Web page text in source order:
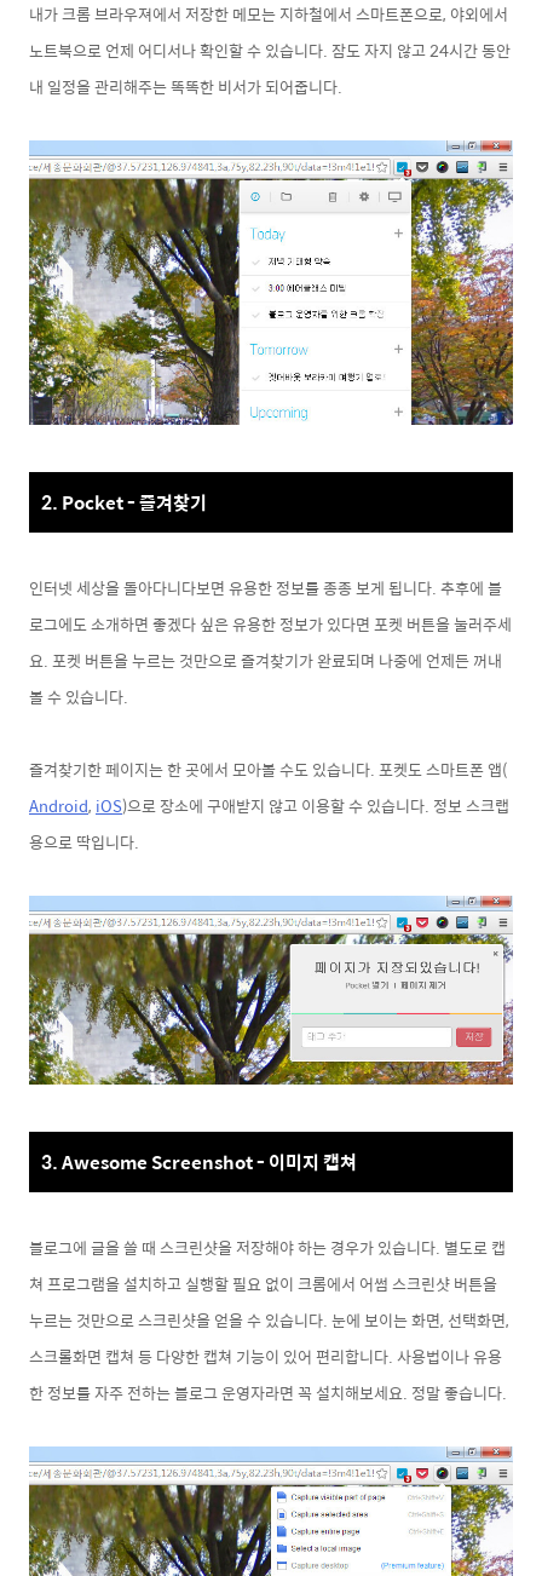
내가 크롬 브라우져에서 저장한 메모는 지하철에서 스마트폰으로, 야외에서
노트북으로 언제 어디서나 확인할 수 있습니다. 잠도 자지 않고 24시간 동안
내 일정을 관리해주는 똑똑한 비서가 되어줍니다.
2. Pocket - 즐겨찾기
인터넷 세상을 돌아다니다보면 유용한 정보를 종종 보게 됩니다. 추후에 블
로그에도 소개하면 좋겠다 싶은 유용한 정보가 있다면 포켓 버튼을 눌러주세
요. 포켓 버튼을 누르는 것만으로 즐겨찾기가 완료되며 나중에 언제든 꺼내
볼 수 있습니다.
즐겨찾기한 페이지는 한 곳에서 모아볼 수도 있습니다. 포켓도 스마트폰 앱(
Android, iOS)으로 장소에 구애받지 않고 이용할 수 있습니다. 정보 스크랩
용으로 딱입니다.
3. Awesome Screenshot - 이미지 캡쳐
블로그에 글을 쓸 때 스크린샷을 저장해야 하는 경우가 있습니다. 별도로 캡
쳐 프로그램을 설치하고 실행할 필요 없이 크롬에서 어썸 스크린샷 버튼을
누르는 것만으로 스크린샷을 얻을 수 있습니다. 눈에 보이는 화면, 선택화면,
스크롤화면 캡쳐 등 다양한 캡쳐 기능이 있어 편리합니다. 사용법이나 유용
한 정보를 자주 전하는 블로그 운영자라면 꼭 설치해보세요. 정말 좋습니다.